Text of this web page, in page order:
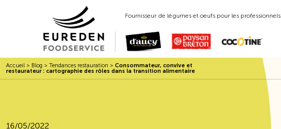
Fournisseur de légumes et oeufs pour les professionnels
Accueil > Blog > Tendances restauration > Consommateur, convive et
restaurateur : cartographie des rôles dans la transition alimentaire
16/05/2022